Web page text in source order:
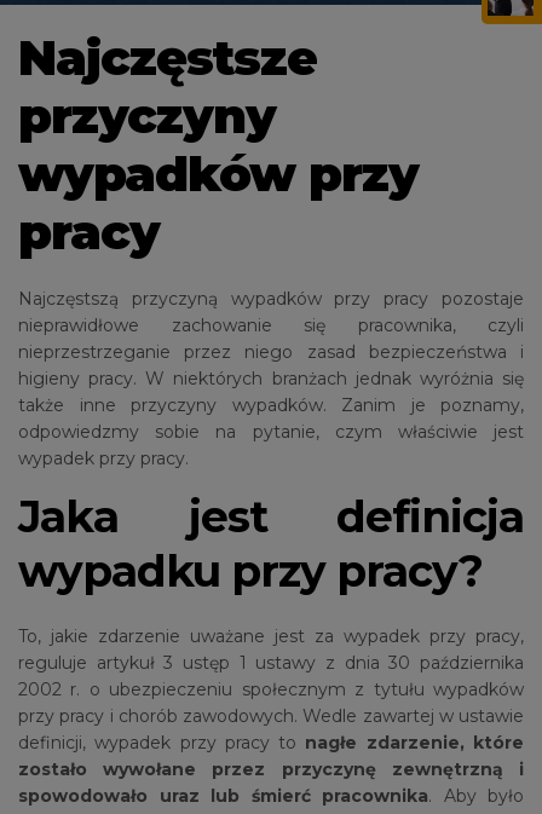
Najczęstsze
przyczyny
wypadków przy
pracy
Najczęstszą przyczyną wypadków przy pracy pozostaje
nieprawidłowe zachowanie się pracownika, czyli
nieprzestrzeganie przez niego zasad bezpieczeństwa i
higieny pracy. W niektórych branżach jednak wyróżnia się
także inne przyczyny wypadków. Zanim je poznamy,
odpowiedzmy sobie na pytanie, czym właściwie jest
wypadek przy pracy.
Jaka jest definicja
wypadku przy pracy?
To, jakie zdarzenie uważane jest za wypadek przy pracy,
reguluje artykuł 3 ustęp 1 ustawy z dnia 30 października
2002 r. o ubezpieczeniu społecznym z tytułu wypadków
przy pracy i chorób zawodowych. Wedle zawartej w ustawie
definicji, wypadek przy pracy to nagłe zdarzenie, które
zostało wywołane przez przyczynę zewnętrzną i
spowodowało uraz lub śmierć pracownika. Aby było